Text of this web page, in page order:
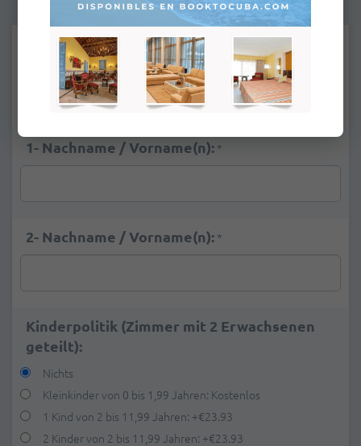
Ergänzungen:
Nichts
Deluxe Meerblick
22,62 €
1- Nachname / Vorname(n): *
2- Nachname / Vorname(n): *
Kinderpolitik (Zimmer mit 2 Erwachsenen
geteilt):
Nichts
Kleinkinder von 0 bis 1,99 Jahren: Kostenlos
1 Kind von 2 bis 11,99 Jahren: +€23.93
2 Kinder von 2 bis 11,99 Jahren: +€23.93